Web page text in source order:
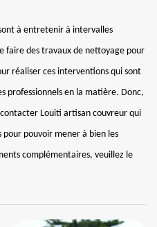
à entretenir à intervalles
faire des travaux de nettoyage pour
réaliser ces interventions qui sont
professionnels en la matière. Donc,
Louiti artisan couvreur qui
pouvoir mener à bien les
complémentaires, veuillez le